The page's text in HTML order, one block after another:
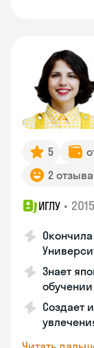
5
2 отзыва
ИГЛУ •
Знает
обучении
Создает